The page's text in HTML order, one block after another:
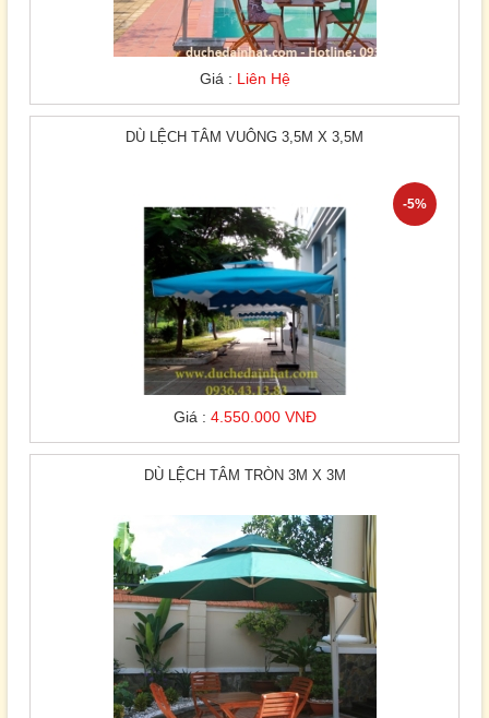
Giá : Liên Hệ
DÙ LỆCH TÂM VUÔNG 3,5M X 3,5M
-5%
Giá : 4.550.000 VNĐ
DÙ LỆCH TÂM TRÒN 3M X 3M